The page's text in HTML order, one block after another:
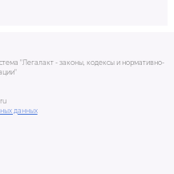
"Легалакт - законы, кодексы и нормативно-
данных